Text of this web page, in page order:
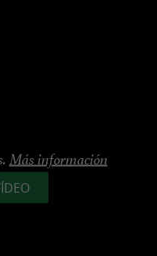
Más información